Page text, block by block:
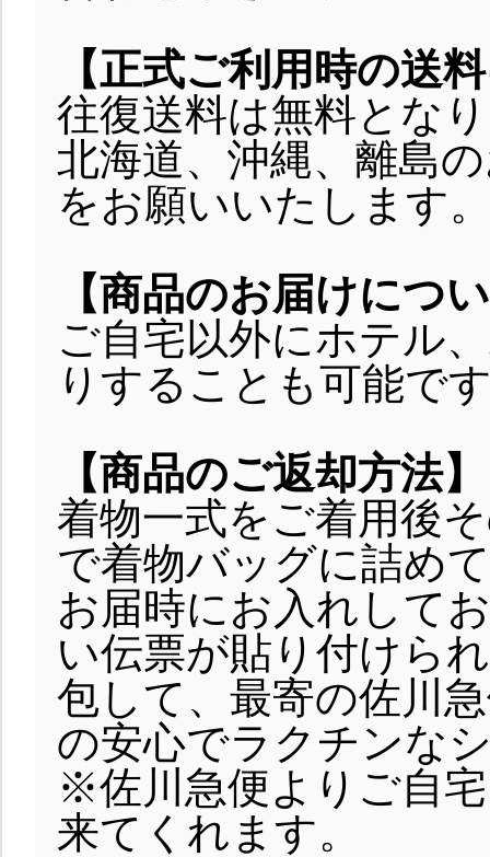
【正式ご利用時の送
往復送料は無料とな
北海道、沖縄、離島
をお願いいたします
【商品のお届けにつ
ご自宅以外にホテル
りすることも可能で
【商品のご返却方法】
着物一式をご着用後
で着物バッグに詰め
お届時にお入れして
い伝票が貼り付けら
包して、最寄の佐川
の安心でラクチンな
※佐川急便よりご自
来てくれます。